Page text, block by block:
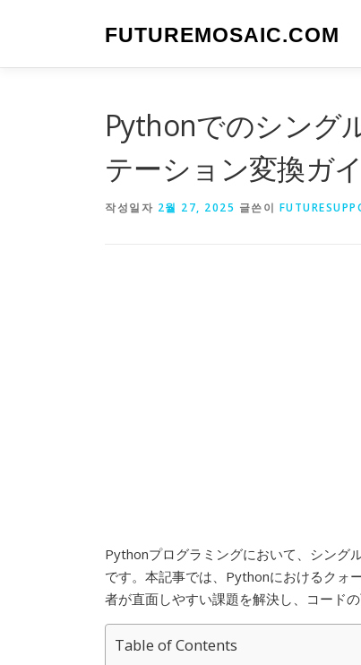
로
FUTUREMOSAIC.COM
Pythonでのシング
テーション変換ガ
작성일자 2월 27, 2025 글쓴이
Pythonプログラミングにおいて、シング
です。本記事では、Pythonにおけるクォ
者が直面しやすい課題を解決し、コード
Table of Contents